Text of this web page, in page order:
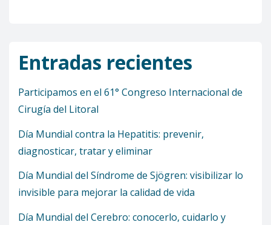
Entradas recientes
Participamos en el 61° Congreso Internacional de
Cirugía del Litoral
Día Mundial contra la Hepatitis: prevenir,
diagnosticar, tratar y eliminar
Día Mundial del Síndrome de Sjögren: visibilizar lo
invisible para mejorar la calidad de vida
Día Mundial del Cerebro: conocerlo, cuidarlo y